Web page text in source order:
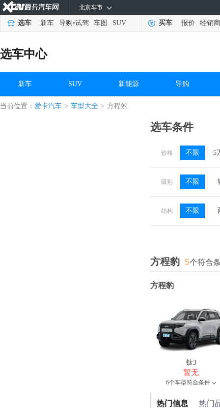
北京车市
选车 新车 导购•试驾 车图 SUV 买车 报价 经销商
选车中心
新车 SUV 新能源 导购
当前位置： 爱卡汽车 > 车型大全 > 方程豹
选车条件
价格 不限 5
级别 不限
结构 不限
方程豹 5个符合
方程豹
钛3
暂无
6个车型符合条件
热门信息 热门